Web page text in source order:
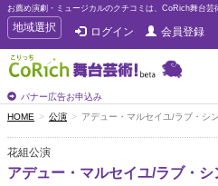
お薦め演劇・ミュージカルのクチコミは、CoRich舞台芸
T
o
g
g
e
n
a
v
i
g
地域選択 ログイン 会員登録
バナー広告お申込み
HOME 公演 アデュー・マルセイユ/ラブ・シ
花組公演
アデュー・マルセイユ/ラブ・シ